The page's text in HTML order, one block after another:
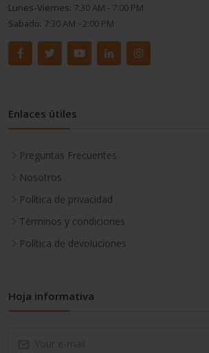
Lunes-Viernes: 7:30 AM - 7:00 PM
Sabado: 7:30 AM - 2:00 PM
Enlaces útiles
Preguntas Frecuentes
Nosotros
Política de privacidad
Términos y condiciones
Política de devoluciones
Hoja informativa